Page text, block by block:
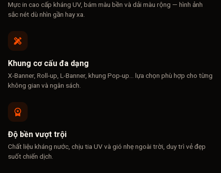
Mực in cao cấp kháng UV, bám màu bền và dải màu rộng — hình ảnh
sắc nét dù nhìn gần hay xa.
Khung cơ cấu đa dạng
X-Banner, Roll-up, L-Banner, khung Pop-up... lựa chọn phù hợp cho từng
không gian và ngân sách.
Độ bền vượt trội
Chất liệu kháng nước, chịu tia UV và gió nhẹ ngoài trời, duy trì vẻ đẹp
suốt chiến dịch.